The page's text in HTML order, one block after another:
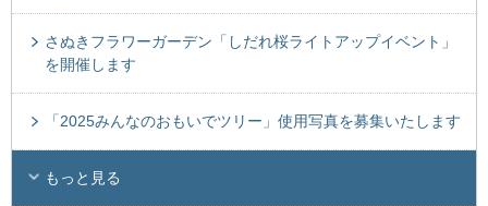
さぬきフラワーガーデン「しだれ桜ライトアップイベント」
を開催します
「2025みんなのおもいでツリー」使用写真を募集いたします
もっと見る